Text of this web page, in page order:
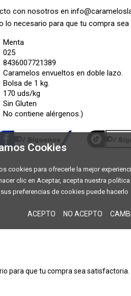
Cookies
cookies para ofrecerle la mejor
clic en Aceptar, acepta nuestra
preferencias de cookies puede hacerlo
ACEPTO NO ACEPTO
con nosotros en
lo necesario para que tu compra
Menta
025
8436007721389
Caramelos envueltos en doble lazo.
Bolsa de 1 kg.
170 uds/kg
Sin Gluten
No contiene alérgenos.)
para que tu compra sea satisfactoria.